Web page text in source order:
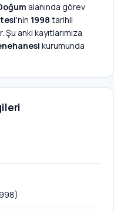
alanında görev
'nin 1998 tarihli
anki kayıtlarımıza
kurumunda